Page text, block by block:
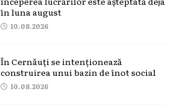
în luna august
10.08.2026
În Cernăuți se intenționează
construirea unui bazin de înot social
10.08.2026